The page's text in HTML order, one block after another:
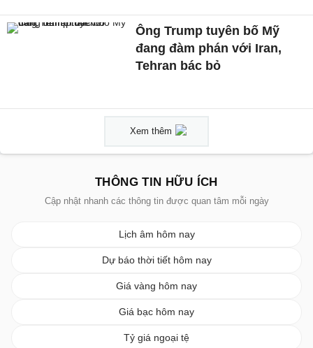
Ông Trump tuyên bố Mỹ
đang đàm phán với Iran,
Tehran bác bỏ
Xem thêm
THÔNG TIN HỮU ÍCH
Cập nhật nhanh các thông tin được quan tâm mỗi ngày
Lịch âm hôm nay
Dự báo thời tiết hôm nay
Giá vàng hôm nay
Giá bạc hôm nay
Tỷ giá ngoại tệ